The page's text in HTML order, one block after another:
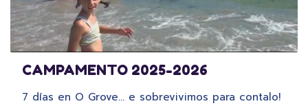
CAMPAMENTO 2025-2026
7 días en O Grove… e sobrevivimos para contalo!